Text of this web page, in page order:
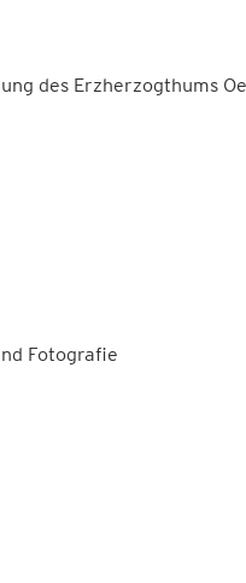
des Erzherzogthums
Fotografie